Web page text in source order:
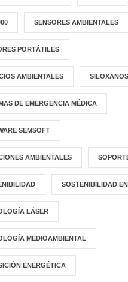
SENSORES AMBIENTALES
PORTÁTILES
AMBIENTALES SILOXANOS
DE EMERGENCIA MÉDICA
SEMSOFT
AMBIENTALES
SOSTENIBILIDAD
LÁSER
MEDIOAMBIENTAL
ENERGÉTICA